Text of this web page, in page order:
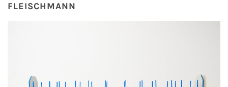
FLEISCHMANN